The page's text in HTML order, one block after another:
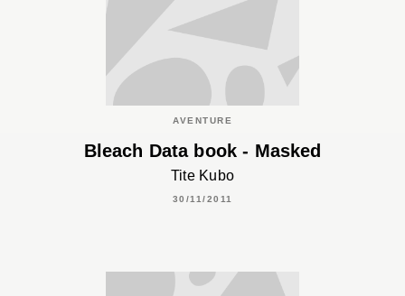
AVENTURE
Bleach Data book - Masked
Tite Kubo
30/11/2011